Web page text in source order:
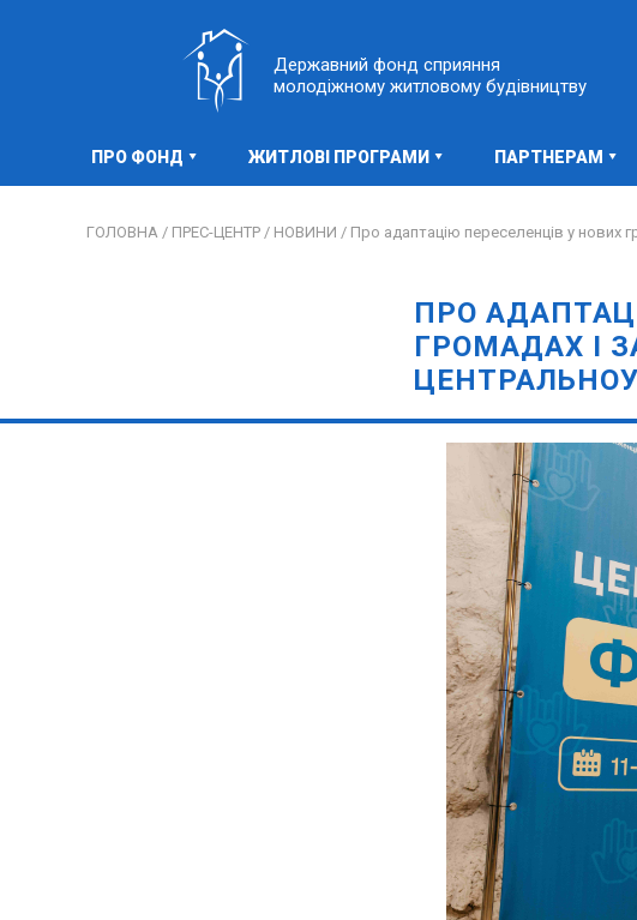
Державний фонд сприяння
молодіжному житловому будівництву
ПРО ФОНД ЖИТЛОВІ ПРОГРАМИ ПАРТНЕРАМ
ГОЛОВНА / ПРЕС-ЦЕНТР / НОВИНИ / Про адаптацію переселенців у нових
ПРО
ГРОМАДАХ І